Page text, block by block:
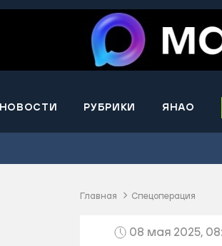
НОВОСТИ РУБРИКИ ЯНАО
район
Главная Спецоперация
08 мая 2025,